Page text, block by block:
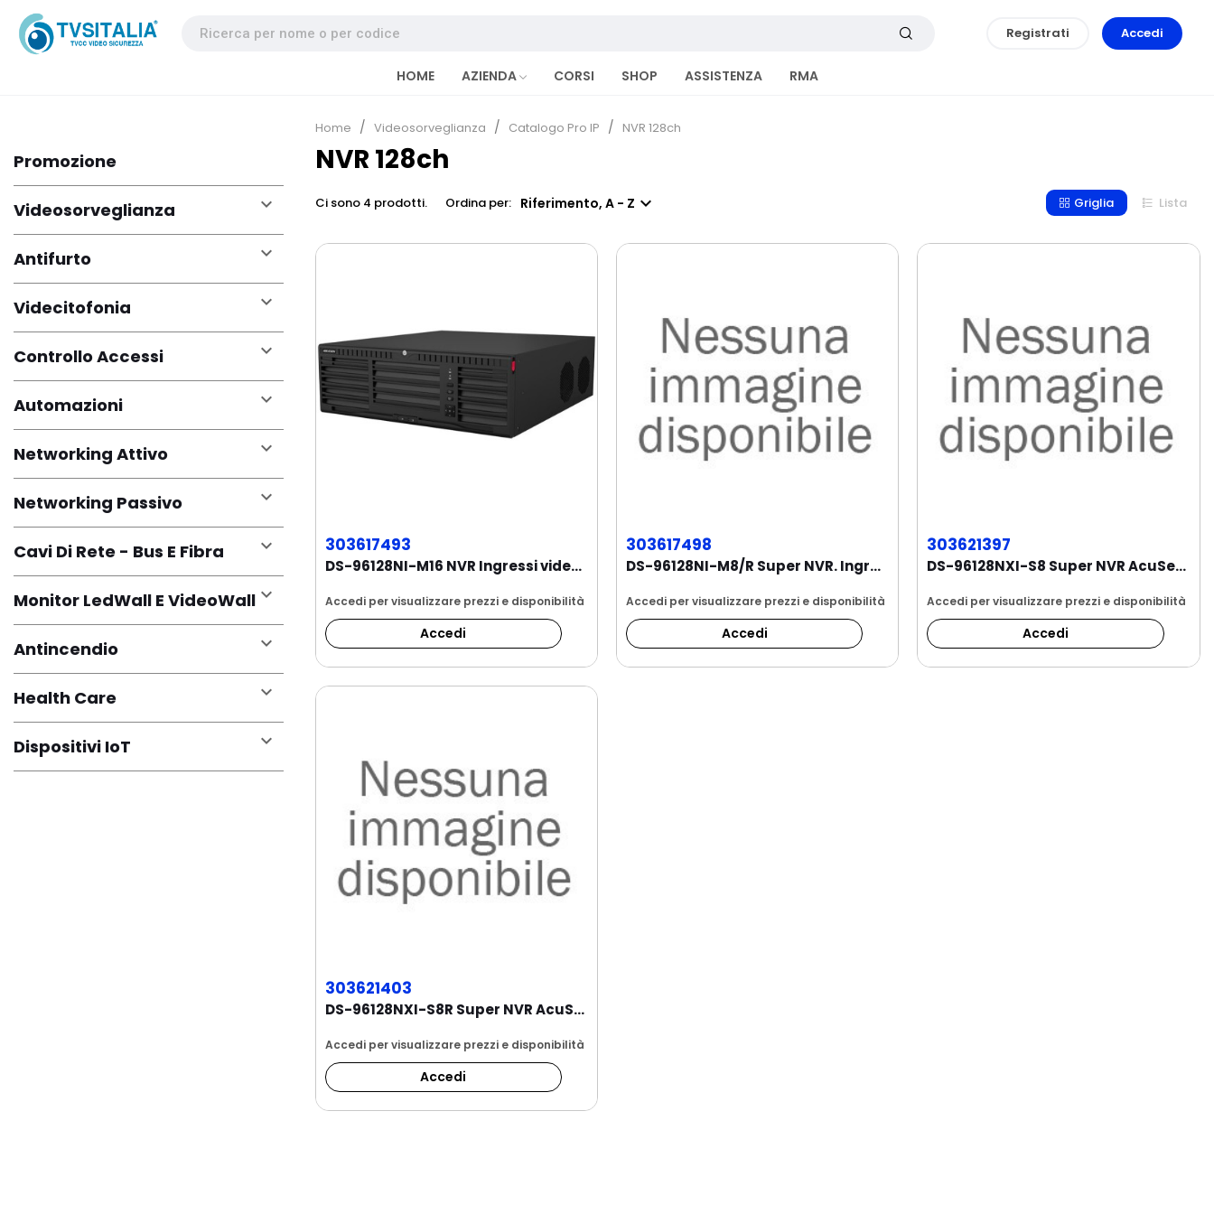
Registrati Accedi
HOME AZIENDA CORSI SHOP ASSISTENZA RMA
Promozione
Videosorveglianza 
Antifurto 
Videcitofonia 
Controllo Accessi 
Automazioni 
Networking Attivo 
Networking Passivo 
Cavi Di Rete - Bus E Fibra 
Monitor LedWall E VideoWall
Antincendio 
Health Care 
Dispositivi IoT 
Home Videosorveglianza Catalogo Pro IP NVR 128ch
NVR 128ch
Ci sono 4 prodotti. Ordina per: Riferimento, A - Z  Griglia Lista
303617493
DS-96128NI-M16 NVR Ingressi video 128 canali...
Accedi per visualizzare prezzi e disponibilità
Accedi
303617498
DS-96128NI-M8/R Super NVR. Ingressi video 128...
Accedi per visualizzare prezzi e disponibilità
Accedi
303621397
DS-96128NXI-S8 Super NVR AcuSense. Ingressi...
Accedi per visualizzare prezzi e disponibilità
Accedi
303621403
DS-96128NXI-S8R Super NVR AcuSense. Ingressi...
Accedi per visualizzare prezzi e disponibilità
Accedi